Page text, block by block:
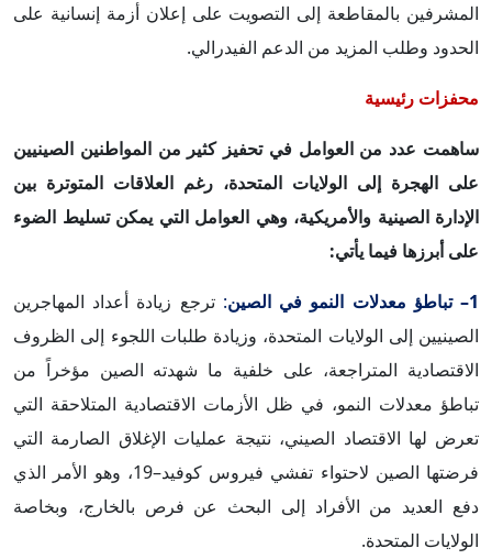
المشرفين بالمقاطعة إلى التصويت على إعلان أزمة إنسانية على
الحدود وطلب المزيد من الدعم الفيدرالي.
محفزات رئيسية
ساهمت عدد من العوامل في تحفيز كثير من المواطنين الصينيين
على الهجرة إلى الولايات المتحدة، رغم العلاقات المتوترة بين
الإدارة الصينية والأمريكية، وهي العوامل التي يمكن تسليط الضوء
على أبرزها فيما يأتي:
1– تباطؤ معدلات النمو في الصين :ترجع زيادة أعداد المهاجرين
الصينيين إلى الولايات المتحدة، وزيادة طلبات اللجوء إلى الظروف
الاقتصادية المتراجعة، على خلفية ما شهدته الصين مؤخراً من
تباطؤ معدلات النمو، في ظل الأزمات الاقتصادية المتلاحقة التي
تعرض لها الاقتصاد الصيني، نتيجة عمليات الإغلاق الصارمة التي
فرضتها الصين لاحتواء تفشي فيروس كوفيد–19، وهو الأمر الذي
دفع العديد من الأفراد إلى البحث عن فرص بالخارج، وبخاصة
الولايات المتحدة.